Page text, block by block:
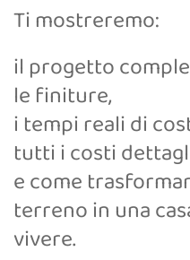
Ti mostreremo:
il progetto
le finiture,
i tempi reali di
tutti i costi
e come
terreno in una
vivere.